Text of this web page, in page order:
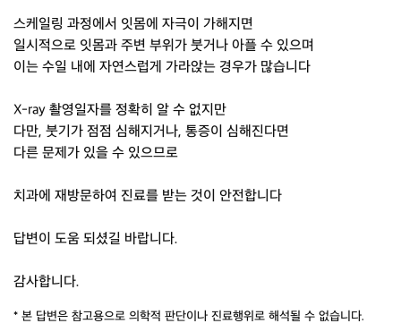
스케일링 과정에서 잇몸에 자극이 가해지면
일시적으로 잇몸과 주변 부위가 붓거나 아플 수 있으며
이는 수일 내에 자연스럽게 가라앉는 경우가 많습니다
X-ray 촬영일자를 정확히 알 수 없지만
다만, 붓기가 점점 심해지거나, 통증이 심해진다면
다른 문제가 있을 수 있으므로
치과에 재방문하여 진료를 받는 것이 안전합니다
답변이 도움 되셨길 바랍니다.
감사합니다.
* 본 답변은 참고용으로 의학적 판단이나 진료행위로 해석될 수 없습니다.